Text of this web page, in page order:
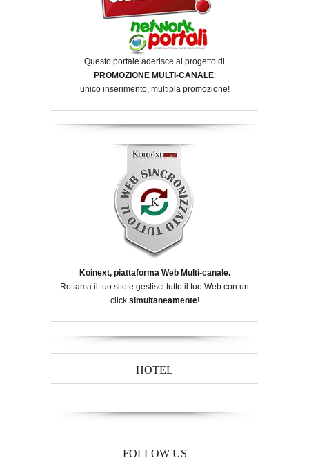
Questo portale aderisce al progetto di
PROMOZIONE MULTI-CANALE:
unico inserimento, multipla promozione!
Koinext, piattaforma Web Multi-canale.
Rottama il tuo sito e gestisci tutto il tuo Web con un
click simultaneamente!
HOTEL
FOLLOW US